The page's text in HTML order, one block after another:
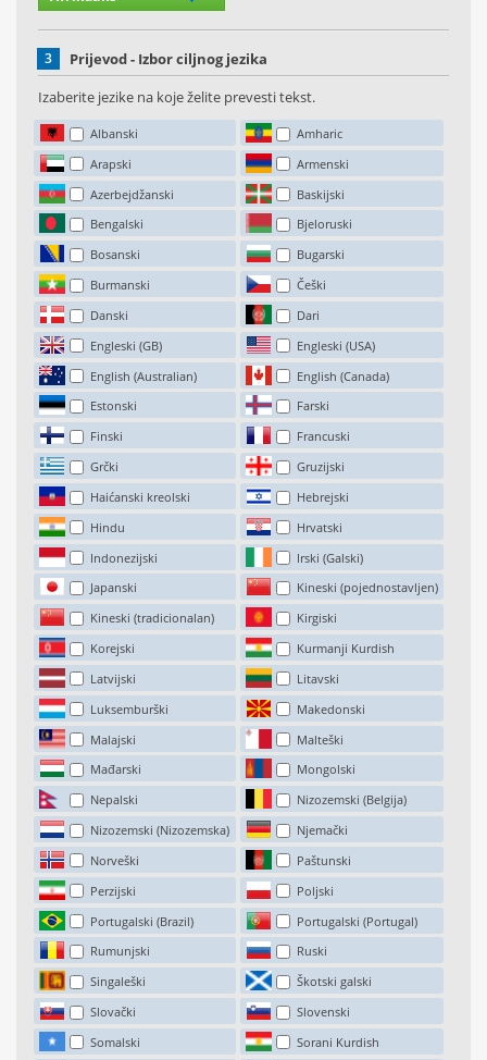
3
Prijevod - Izbor ciljnog jezika
Izaberite jezike na koje želite prevesti tekst.
Albanski
Amharic
Arapski
Armenski
Azerbejdžanski
Baskijski
Bengalski
Bjeloruski
Bosanski
Bugarski
Burmanski
Češki
Danski
Dari
Engleski (GB)
Engleski (USA)
English (Australian)
English (Canada)
Estonski
Farski
Finski
Francuski
Grčki
Gruzijski
Haićanski kreolski
Hebrejski
Hindu
Hrvatski
Indonezijski
Irski (Galski)
Japanski
Kineski (pojednostavljen)
Kineski (tradicionalan)
Kirgiski
Korejski
Kurmanji Kurdish
Latvijski
Litavski
Luksemburški
Makedonski
Malajski
Malteški
Mađarski
Mongolski
Nepalski
Nizozemski (Belgija)
Nizozemski (Nizozemska)
Njemački
Norveški
Paštunski
Perzijski
Poljski
Portugalski (Brazil)
Portugalski (Portugal)
Rumunjski
Ruski
Singaleški
Škotski galski
Slovački
Slovenski
Somalski
Sorani Kurdish